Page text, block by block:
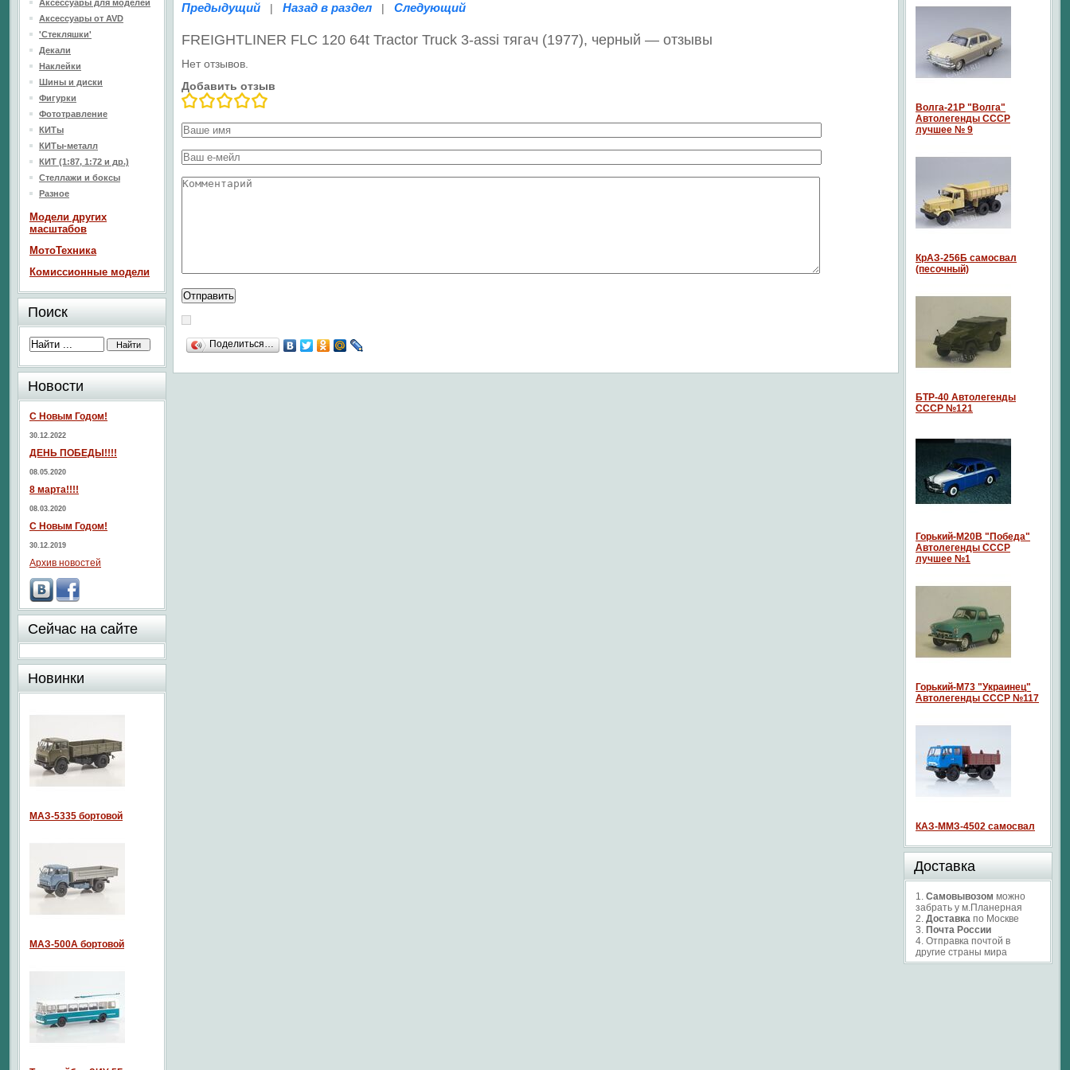
Предыдущий | Назад в раздел | Следующий
FREIGHTLINER FLC 120 64t Tractor Truck 3-assi тягач (1977), черный — отзывы
Нет отзывов.
Добавить отзыв
Поделиться…
Аксессуары для моделей
Аксессуары от AVD
'Стекляшки'
Декали
Наклейки
Шины и диски
Фигурки
Фототравление
КИТы
КИТы-металл
КИТ (1:87, 1:72 и др.)
Стеллажи и боксы
Разное
Модели других
масштабов
МотоТехника
Комиссионные модели
Поиск
Новости
С Новым Годом!
30.12.2022
ДЕНЬ ПОБЕДЫ!!!!
08.05.2020
8 марта!!!!
08.03.2020
С Новым Годом!
30.12.2019
Архив новостей
Сейчас на сайте
Новинки
МАЗ-5335 бортовой
МАЗ-500А бортовой
Волга-21P "Волга"
Автолегенды СССР
лучшее № 9
КрАЗ-256Б самосвал
(песочный)
БТР-40 Автолегенды
СССР №121
Горький-М20В "Победа"
Автолегенды СССР
лучшее №1
Горький-М73 "Украинец"
Автолегенды СССР №117
КАЗ-ММЗ-4502 самосвал
Доставка
1. Самовывозом можно
забрать у м.Планерная
2. Доставка по Москве
3. Почта России
4. Отправка почтой в
другие страны мира